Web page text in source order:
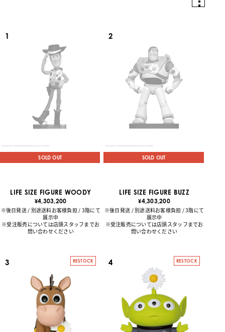
1
SOLD OUT
LIFE SIZE FIGURE WOODY
¥4,303,200
※後日発送 / 別途送料お客様負担 / 3階にて
展示中
※受注販売については店頭スタッフまでお
問い合わせください
2
SOLD OUT
LIFE SIZE FIGURE BUZZ
¥4,303,200
※後日発送 / 別途送料お客様負担 / 3階にて
展示中
※受注販売については店頭スタッフまでお
問い合わせください
3 RESTOCK 4 RESTOCK